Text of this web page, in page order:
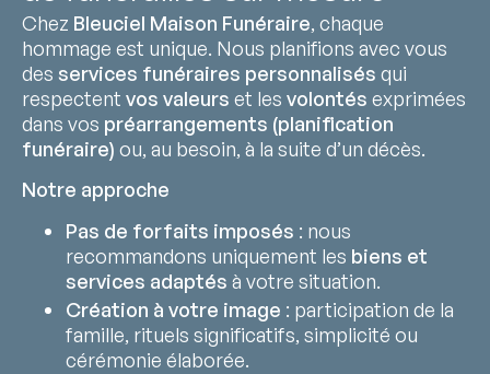
Chez Bleuciel Maison Funéraire, chaque
hommage est unique. Nous planifions avec vous
des services funéraires personnalisés qui
respectent vos valeurs et les volontés exprimées
dans vos préarrangements (planification
funéraire) ou, au besoin, à la suite d’un décès.
Notre approche
Pas de forfaits imposés : nous
recommandons uniquement les biens et
services adaptés à votre situation.
Création à votre image : participation de la
famille, rituels significatifs, simplicité ou
cérémonie élaborée.